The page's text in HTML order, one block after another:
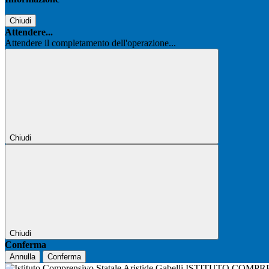
Chiudi
Attendere...
Attendere il completamento dell'operazione...
Chiudi
Chiudi
Conferma
Annulla Conferma